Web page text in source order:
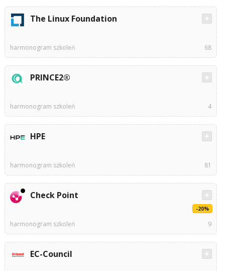
The Linux Foundation
harmonogram szkoleń 68
PRINCE2®
harmonogram szkoleń 4
HPE
harmonogram szkoleń 81
Check Point
-20%
harmonogram szkoleń 9
EC-Council